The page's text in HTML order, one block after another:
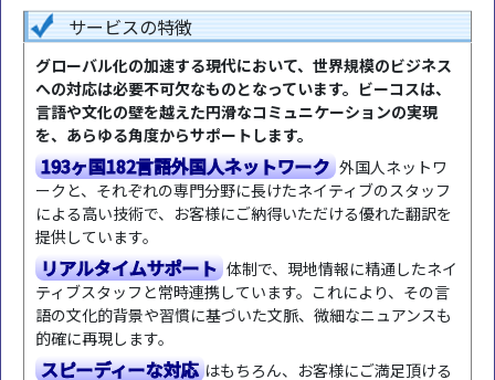
サービスの特徴
グローバル化の加速する現代において、世界規模のビジネス
への対応は必要不可欠なものとなっています。ビーコスは、
言語や文化の壁を越えた円滑なコミュニケーションの実現
を、あらゆる角度からサポートします。
193ヶ国182言語外国人ネットワーク 外国人ネットワ
ークと、それぞれの専門分野に長けたネイティブのスタッフ
による高い技術で、お客様にご納得いただける優れた翻訳を
提供しています。
リアルタイムサポート 体制で、現地情報に精通したネイ
ティブスタッフと常時連携しています。これにより、その言
語の文化的背景や習慣に基づいた文脈、微細なニュアンスも
的確に再現します。
スピーディーな対応 はもちろん、お客様にご満足頂ける